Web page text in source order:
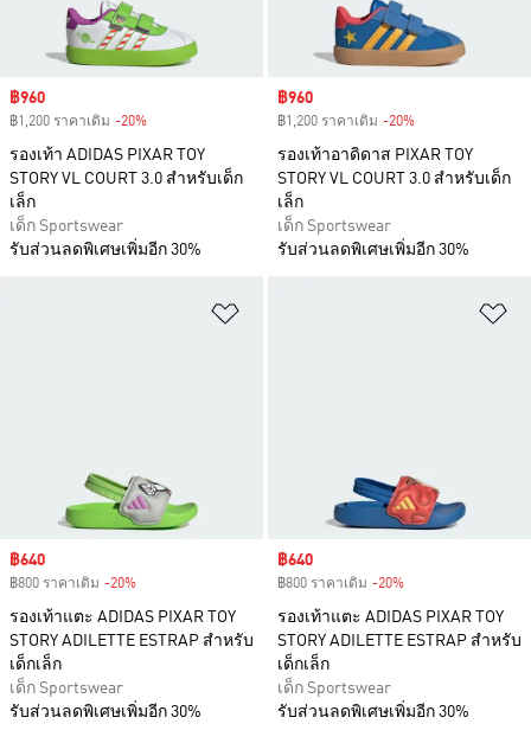
Sale price
฿960
฿1,200 ราคาเดิม -20%
รองเท้า ADIDAS PIXAR TOY
STORY VL COURT 3.0 สำหรับเด็ก
เล็ก
เด็ก Sportswear
รับส่วนลดพิเศษเพิ่มอีก 30%
Sale price
฿960
฿1,200 ราคาเดิม -20%
รองเท้าอาดิดาส PIXAR TOY
STORY VL COURT 3.0 สำหรับเด็ก
เล็ก
เด็ก Sportswear
รับส่วนลดพิเศษเพิ่มอีก 30%
Sale price
฿640
฿800 ราคาเดิม -20%
รองเท้าแตะ ADIDAS PIXAR TOY
STORY ADILETTE ESTRAP สำหรับ
เด็กเล็ก
เด็ก Sportswear
รับส่วนลดพิเศษเพิ่มอีก 30%
Sale price
฿640
฿800 ราคาเดิม -20%
รองเท้าแตะ ADIDAS PIXAR TOY
STORY ADILETTE ESTRAP สำหรับ
เด็กเล็ก
เด็ก Sportswear
รับส่วนลดพิเศษเพิ่มอีก 30%